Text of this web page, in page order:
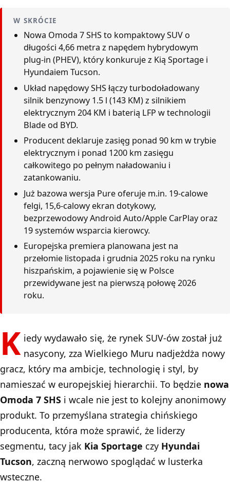
W SKRÓCIE
Nowa Omoda 7 SHS to kompaktowy SUV o
długości 4,66 metra z napędem hybrydowym
plug-in (PHEV), który konkuruje z Kią Sportage i
Hyundaiem Tucson.
Układ napędowy SHS łączy turbodoładowany
silnik benzynowy 1.5 l (143 KM) z silnikiem
elektrycznym 204 KM i baterią LFP w technologii
Blade od BYD.
Producent deklaruje zasięg ponad 90 km w trybie
elektrycznym i ponad 1200 km zasięgu
całkowitego po pełnym naładowaniu i
zatankowaniu.
Już bazowa wersja Pure oferuje m.in. 19-calowe
felgi, 15,6-calowy ekran dotykowy,
bezprzewodowy Android Auto/Apple CarPlay oraz
19 systemów wsparcia kierowcy.
Europejska premiera planowana jest na
przełomie listopada i grudnia 2025 roku na rynku
hiszpańskim, a pojawienie się w Polsce
przewidywane jest na pierwszą połowę 2026
roku.
K iedy wydawało się, że rynek SUV-ów został już
nasycony, zza Wielkiego Muru nadjeżdża nowy
gracz, który ma ambicje, technologię i styl, by
namieszać w europejskiej hierarchii. To będzie nowa
Omoda 7 SHS i wcale nie jest to kolejny anonimowy
produkt. To przemyślana strategia chińskiego
producenta, która może sprawić, że liderzy
segmentu, tacy jak Kia Sportage czy Hyundai
Tucson, zaczną nerwowo spoglądać w lusterka
wsteczne.